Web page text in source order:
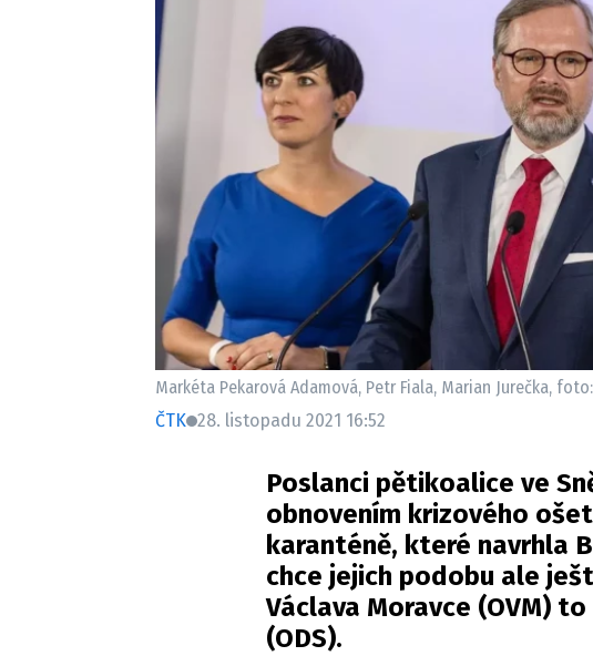
Markéta Pekarová Adamová, Petr Fiala, Marian Jurečka,
ČTK 28. listopadu 2021 16:52
Poslanci pětikoalice ve
obnovením krizového
karanténě, které navrhla
chce jejich podobu ale
Václava Moravce (OVM)
(ODS).